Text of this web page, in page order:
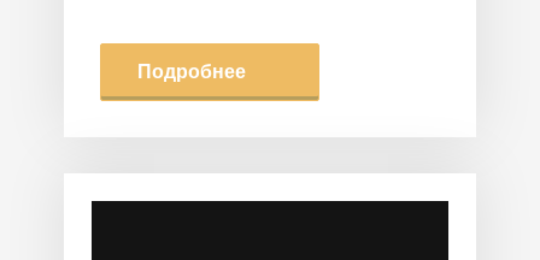
Подробнее